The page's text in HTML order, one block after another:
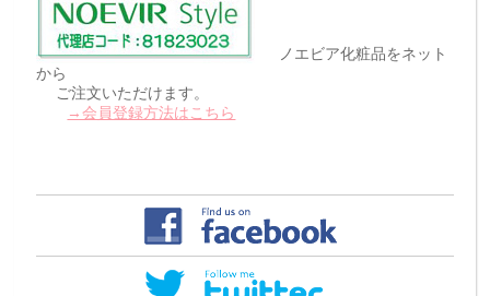
ノエビア化粧品をネット
から
ご注文いただけます。
→会員登録方法はこちら